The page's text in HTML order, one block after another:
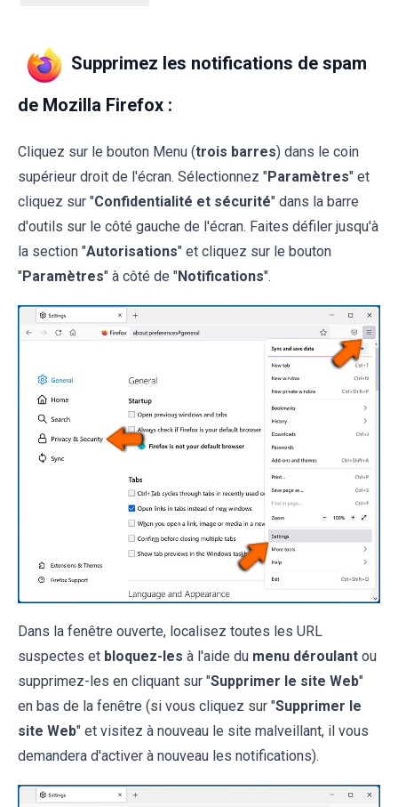
Supprimez les notifications de spam
de Mozilla Firefox :
Cliquez sur le bouton Menu (trois barres) dans le coin
supérieur droit de l'écran. Sélectionnez "Paramètres" et
cliquez sur "Confidentialité et sécurité" dans la barre
d'outils sur le côté gauche de l'écran. Faites défiler jusqu'à
la section "Autorisations" et cliquez sur le bouton
"Paramètres" à côté de "Notifications".
Dans la fenêtre ouverte, localisez toutes les URL
suspectes et bloquez-les à l'aide du menu déroulant ou
supprimez-les en cliquant sur "Supprimer le site Web"
en bas de la fenêtre (si vous cliquez sur "Supprimer le
site Web" et visitez à nouveau le site malveillant, il vous
demandera d'activer à nouveau les notifications).